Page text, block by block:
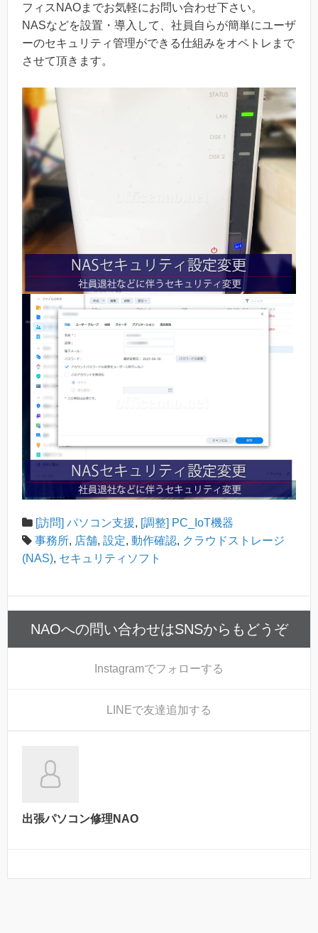
フィスNAOまでお気軽にお問い合わせ下さい。
NASなどを設置・導入して、社員自らが簡単にユーザ
ーのセキュリティ管理ができる仕組みをオペトレまで
させて頂きます。
[訪問] パソコン支援, [調整] PC_IoT機器
事務所, 店舗, 設定, 動作確認, クラウドストレージ
(NAS), セキュリティソフト
NAOへの問い合わせはSNSからもどうぞ
Instagramでフォローする
LINEで友達追加する
出張パソコン修理NAO